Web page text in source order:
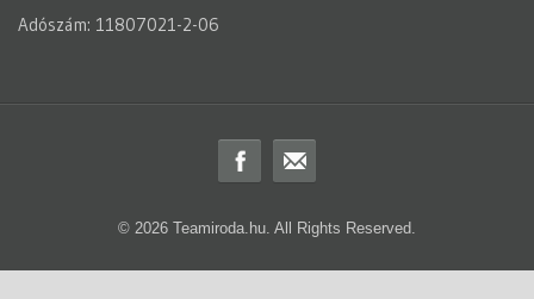
Adószám: 11807021-2-06
© 2026 Teamiroda.hu. All Rights Reserved.